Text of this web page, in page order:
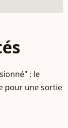
: le
pour une sortie